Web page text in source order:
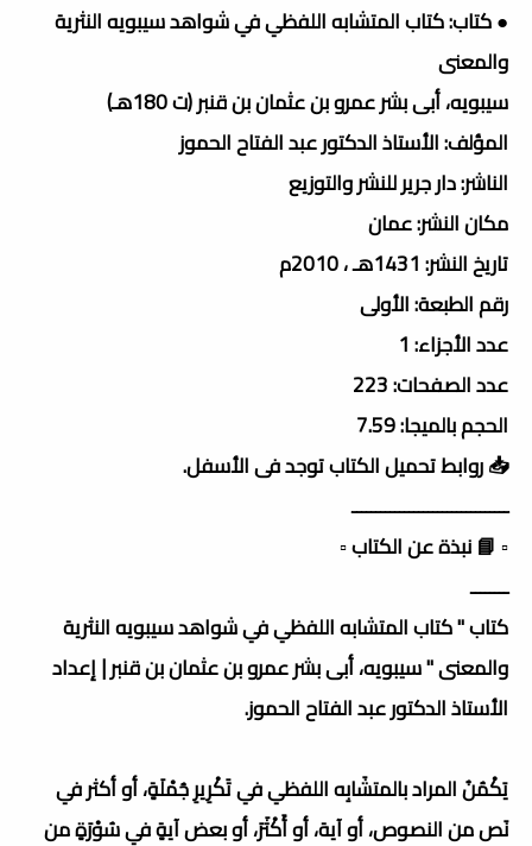
● كتاب: كتاب المتشابه اللفظي في شواهد سيبويه النثرية
والمعنى
سيبويه، أبى بشر عمرو بن عثمان بن قنبر (ت 180هـ)
المؤلف: الأستاذ الدكتور عبد الفتاح الحموز
الناشر: دار جرير للنشر والتوزيع
مكان النشر: عمان
تاريخ النشر: 1431هـ ، 2010م
رقم الطبعة: الأولى
عدد الأجزاء: 1
عدد الصفحات: 223
الحجم بالميجا: 7.59
📥 روابط تحميل الكتاب توجد فى الأسفل.
ـــــــــــــــــــــــــــــــــ
▫️ 📘 نبذة عن الكتاب ▫️
ــــــــ
كتاب " كتاب المتشابه اللفظي في شواهد سيبويه النثرية
والمعنى " سيبويه، أبى بشر عمرو بن عثمان بن قنبر | إعداد
الأستاذ الدكتور عبد الفتاح الحموز.
يَكْمُنُ المراد بالمتشَابِه اللفظي في تَكْرِيرِ جُمْلَةٍ، أو أكثر في
نَص من النصوص، أو آية، أو أَكْثَرَ، أو بعض آيةٍ في سُوْرَةٍ من